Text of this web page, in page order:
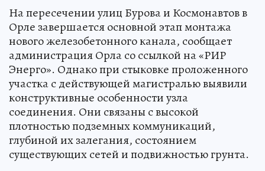
На пересечении улиц Бурова и Космонавтов в
Орле завершается основной этап монтажа
нового железобетонного канала, сообщает
администрация Орла со ссылкой на «РИР
Энерго». Однако при стыковке проложенного
участка с действующей магистралью выявили
конструктивные особенности узла
соединения. Они связаны с высокой
плотностью подземных коммуникаций,
глубиной их залегания, состоянием
существующих сетей и подвижностью грунта.